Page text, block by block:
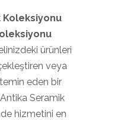
Koleksiyonu
ürünleri
veya
temin eden bir
Seramik
hizmetini en